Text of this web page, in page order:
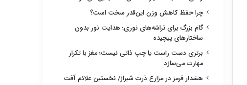
چرا حفظ کاهش وزن این‌قدر سخت است؟
گام بزرگ برای تراشه‌های نوری؛ هدایت نور بدون
ساختارهای پیچیده
برتری دست راست یا چپ ذاتی نیست؛ مغز با تکرار
مهارت می‌سازد
هشدار قرمز در مزارع ذرت شیراز/ نخستین علائم آفت